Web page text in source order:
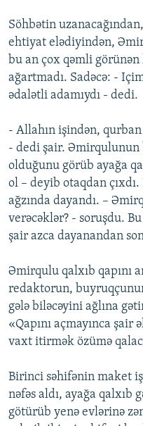
Söhbətin
ehtiyat elədiyindən,
bu an çox qəmli
ağartmadı. Sadəcə: -
ədalətli adamıydı - dedi.
- Allahın işindən,
- dedi şair. Əmirqulunun
olduğunu görüb ayağa
ol – deyib otaqdan çıxdı.
ağzında dayandı. –
verəcəklər? - soruşdu.
şair azca dayanandan
Əmirqulu qalxıb qapını
redaktorun,
gələ biləcəyini ağlına
«Qapını açmayınca
vaxt itirmək özümə
Birinci səhifənin maket
nəfəs aldı, ayağa qalxıb
götürüb yenə evlərinə